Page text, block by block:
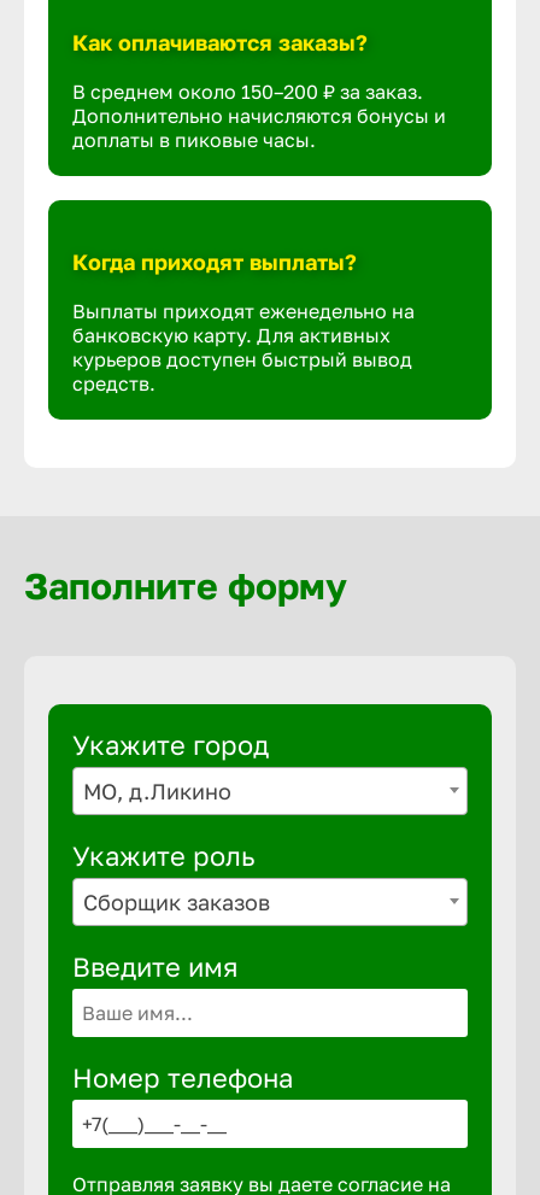
Как оплачиваются заказы?
В среднем около 150–200 ₽ за заказ.
Дополнительно начисляются бонусы и
доплаты в пиковые часы.
Когда приходят выплаты?
Выплаты приходят еженедельно на
банковскую карту. Для активных
курьеров доступен быстрый вывод
средств.
Заполните форму
Укажите город
МО, д.Ликино
Укажите роль
Сборщик заказов
Введите имя
Номер телефона
Отправляя заявку вы даете согласие на